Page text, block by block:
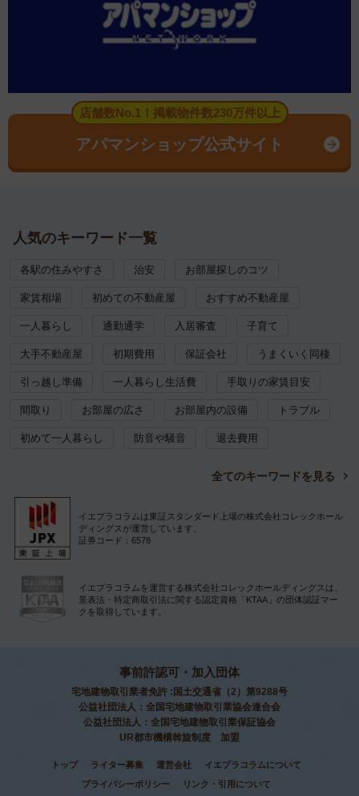
店舗数No.1！掲載物件数230万件以上
アパマンショップ公式サイト
人気のキーワード一覧
各駅の住みやすさ 治安 お部屋探しのコツ
家賃相場 初めての不動産屋 おすすめ不動産屋
一人暮らし 通勤通学 入居審査 子育て
大手不動産屋 初期費用 保証会社 うまくいく同棲
引っ越し準備 一人暮らし生活費 手取りの家賃目安
間取り お部屋の広さ お部屋内の設備 トラブル
初めて一人暮らし 防音や騒音 退去費用
全てのキーワードを見る
イエプラコラムは東証スタンダード上場の株式会社コレックホール
ディングスが運営しています。
証券コード：6578
イエプラコラムを運営する株式会社コレックホールディングスは、
景表法・特定商取引法に関する認定資格「KTAA」の団体認証マー
クを取得しています。
事前許認可・加入団体
宅地建物取引業者免許 :国土交通省（2）第9288号
公益社団法人：全国宅地建物取引業協会連合会
公益社団法人：全国宅地建物取引業保証協会
UR都市機構斡旋制度 加盟
トップ ライター募集 運営会社
イエプラコラムについて
プライバシーポリシー
リンク・引用について